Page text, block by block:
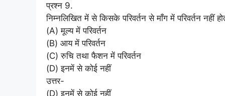
प्रश्न 9.
निम्नलिखित में से किसके परिवर्तन से माँग में परिवर्तन नहीं
(A) मूल्य में परिवर्तन
(B) आय में परिवर्तन
(C) रुचि तथा फैशन में परिवर्तन
(D) इनमें से कोई नहीं
उत्तर-
(D) इनमें से कोई नहीं